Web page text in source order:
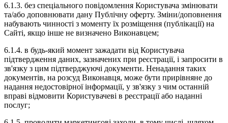
6.1.3. без спеціального повідомлення Користувача змінювати
та/або доповнювати дану Публічну оферту. Зміни/доповнення
набувають чинності з моменту їх розміщення (публікації) на
Сайті, якщо інше не визначено Виконавцем;
6.1.4. в будь-який момент зажадати від Користувача
підтвердження даних, зазначених при реєстрації, і запросити в
зв'язку з цим підтверджуючі документи. Ненадання таких
документів, на розсуд Виконавця, може бути прирівняне до
надання недостовірної інформації, у зв'язку з чим останній
вправі відмовити Користувачеві в реєстрації або наданні
послуг;